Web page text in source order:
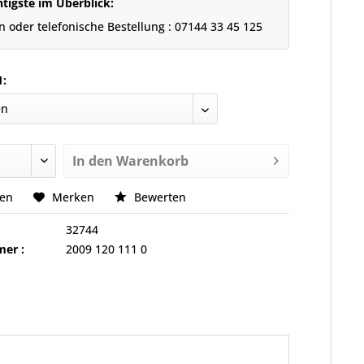
oder telefonische Bestellung : 07144 33 45 125
In den Warenkorb
Merken Bewerten
32744
:
2009 120 111 0